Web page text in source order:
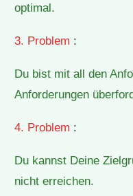
optimal.
3. Problem :
Du bist mit all den
Anforderungen
4. Problem :
Du kannst Deine
nicht erreichen.